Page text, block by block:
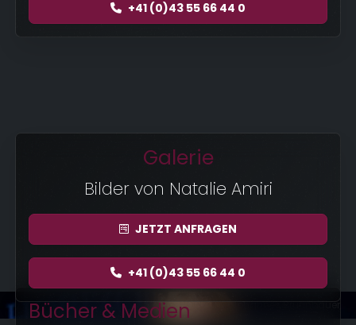
+41 (0)43 55 66 44 0
Galerie
Bilder von Natalie Amiri
JETZT ANFRAGEN
+41 (0)43 55 66 44 0
Foto: HORIZONT/Johannes Brunnbauer
Bücher & Medien